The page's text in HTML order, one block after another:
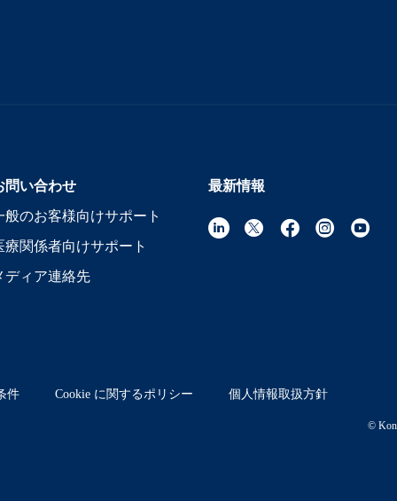
問い合わせ
般のお客様向けサポート
療関係者向けサポート
ディア連絡先
最新情報
件 Cookie に関するポリシー 個人情報取扱方針
©